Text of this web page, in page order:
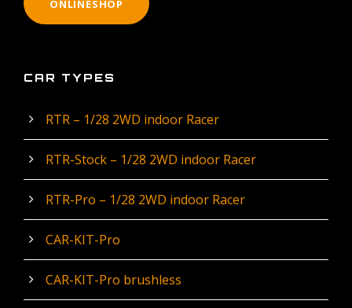
ONLINESHOP
CAR TYPES
RTR – 1/28 2WD indoor Racer
RTR-Stock – 1/28 2WD indoor Racer
RTR-Pro – 1/28 2WD indoor Racer
CAR-KIT-Pro
CAR-KIT-Pro brushless